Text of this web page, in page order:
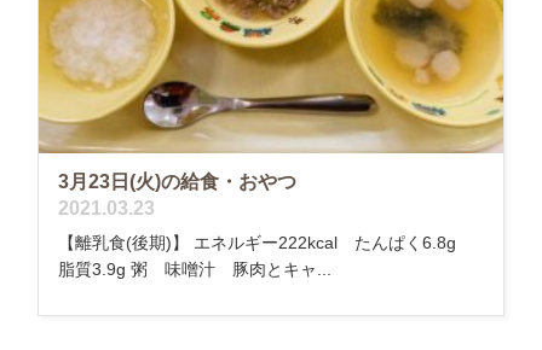
3月23日(火)の給食・おやつ
2021.03.23
【離乳食(後期)】 エネルギー222kcal たんぱく6.8g
脂質3.9g 粥 味噌汁 豚肉とキャ...